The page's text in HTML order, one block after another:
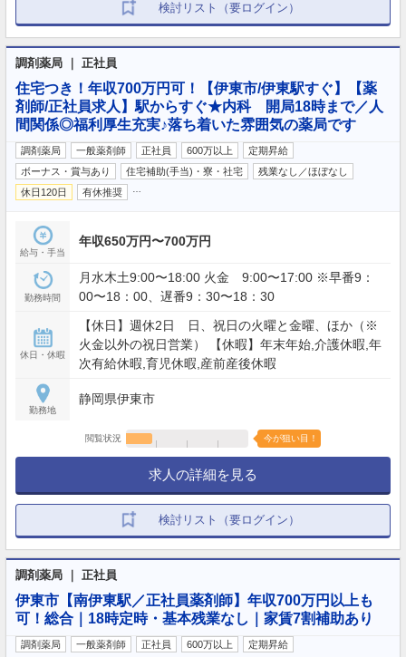
検討リスト（要ログイン）
調剤薬局 ｜ 正社員
住宅つき！年収700万円可！【伊東市/伊東駅すぐ】【薬
剤師/正社員求人】駅からすぐ★内科 開局18時まで／人
間関係◎福利厚生充実♪落ち着いた雰囲気の薬局です
調剤薬局 一般薬剤師 正社員 600万以上
定期昇給
ボーナス・賞与あり
住宅補助(手当)・寮・社宅
残業なし／ほぼなし
休日120日
有休推奨
給与・手当
年収650万円〜700万円
勤務時間
月水木土9:00〜18:00 火金 9:00〜17:00 ※早番9：
00〜18：00、遅番9：30〜18：30
休日・休暇
【休日】週休2日 日、祝日の火曜と金曜、ほか（※
火金以外の祝日営業） 【休暇】年末年始,介護休暇,年
次有給休暇,育児休暇,産前産後休暇
勤務地
静岡県伊東市
閲覧状況 今が狙い目！
求人の詳細を見る
検討リスト（要ログイン）
調剤薬局 ｜ 正社員
伊東市【南伊東駅／正社員薬剤師】年収700万円以上も
可！総合｜18時定時・基本残業なし｜家賃7割補助あり
調剤薬局 一般薬剤師 正社員 600万以上
定期昇給